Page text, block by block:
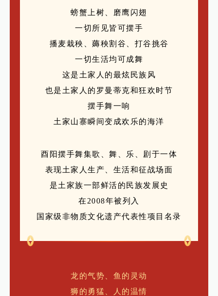
螃蟹上树、磨鹰闪翅
一切所见皆可摆手
播麦栽秧、薅秧割谷、打谷挑谷
一切生活均可成舞
这是土家人的最炫民族风
也是土家人的罗曼蒂克和狂欢时节
摆手舞一响
土家山寨瞬间变成欢乐的海洋
酉阳摆手舞集歌、舞、乐、剧于一体
表现土家人生产、生活和征战场面
是土家族一部鲜活的民族发展史
在2008年被列入
国家级非物质文化遗产代表性项目名录
龙的气势、鱼的灵动
狮的勇猛、人的温情